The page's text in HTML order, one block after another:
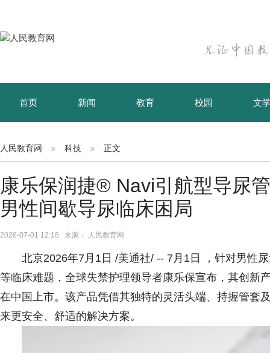
首页 新闻 教育 校园 文
育儿 资讯
人民教育网 科技 正文
康乐保润捷® Navi引航型导尿
男性间歇导尿临床困局
2026-07-01 12:18 来源： 人民教育网
北京2026年7月1日 /美通社/ -- 7月1日‌ ，针对男性
等临床难题，全球失禁护理领导者康乐保宣布，其创
在中国上市。该产品凭借其独特的灵活头端、持握管套
来更安全、舒适的解决方案。